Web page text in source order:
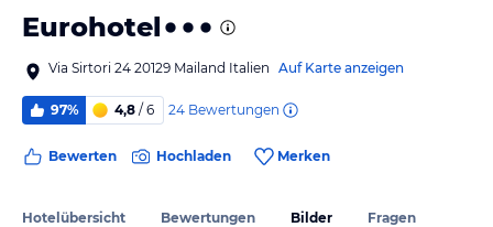
Eurohotel
Via Sirtori 24 20129 Mailand Italien Auf Karte anzeigen
97% 4,8 / 6 24 Bewertungen
Bewerten Hochladen Merken
Hotelübersicht Bewertungen Bilder Fragen